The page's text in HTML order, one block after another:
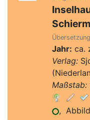
Jahr: ca.
Verlag:
Maßstab:
,